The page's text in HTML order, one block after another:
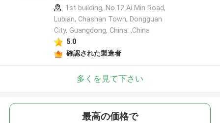
1st building, No.12 Ai Min Road,
Lubian, Chashan Town, Dongguan
City, Guangdong, China. ,China
5.0
確認された製造者
多くを見て下さい
最高の価格で